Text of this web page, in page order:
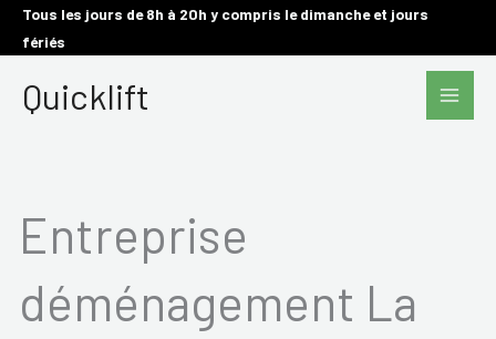
AllerTous les jours de 8h à 20h y compris le dimanche et jours
fériés
Quicklift
Main
Entreprise
déménagement La